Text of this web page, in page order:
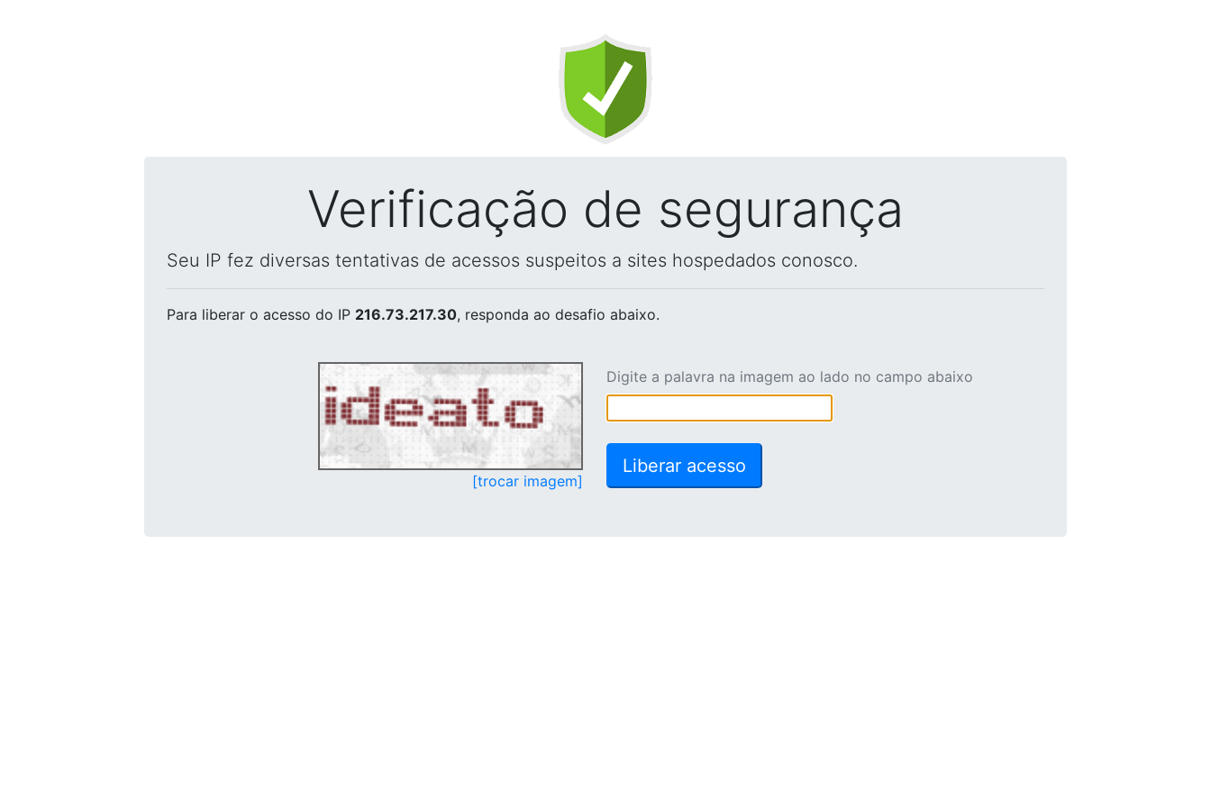
Verificação de segurança
Seu IP fez diversas tentativas de acessos suspeitos a sites hospedados conosco.
Para liberar o acesso do IP 216.73.217.30, responda ao desafio abaixo.
[trocar imagem]
Digite a palavra na imagem ao lado no campo abaixo